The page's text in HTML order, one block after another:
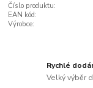
Číslo produktu:
EAN kód:
Výrobce:
Rychlé
Velký výběr